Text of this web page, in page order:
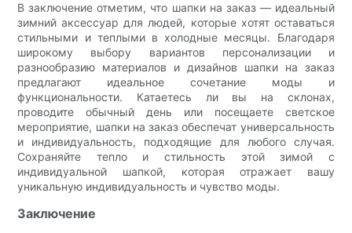
В заключение отметим, что шапки на заказ — идеальный
зимний аксессуар для людей, которые хотят оставаться
стильными и теплыми в холодные месяцы. Благодаря
широкому выбору вариантов персонализации и
разнообразию материалов и дизайнов шапки на заказ
предлагают идеальное сочетание моды и
функциональности. Катаетесь ли вы на склонах,
проводите обычный день или посещаете светское
мероприятие, шапки на заказ обеспечат универсальность
и индивидуальность, подходящие для любого случая.
Сохраняйте тепло и стильность этой зимой с
индивидуальной шапкой, которая отражает вашу
уникальную индивидуальность и чувство моды.
Заключение